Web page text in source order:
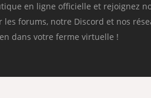
en ligne officielle et rejoignez
les forums, notre Discord et nos
dans votre ferme virtuelle !